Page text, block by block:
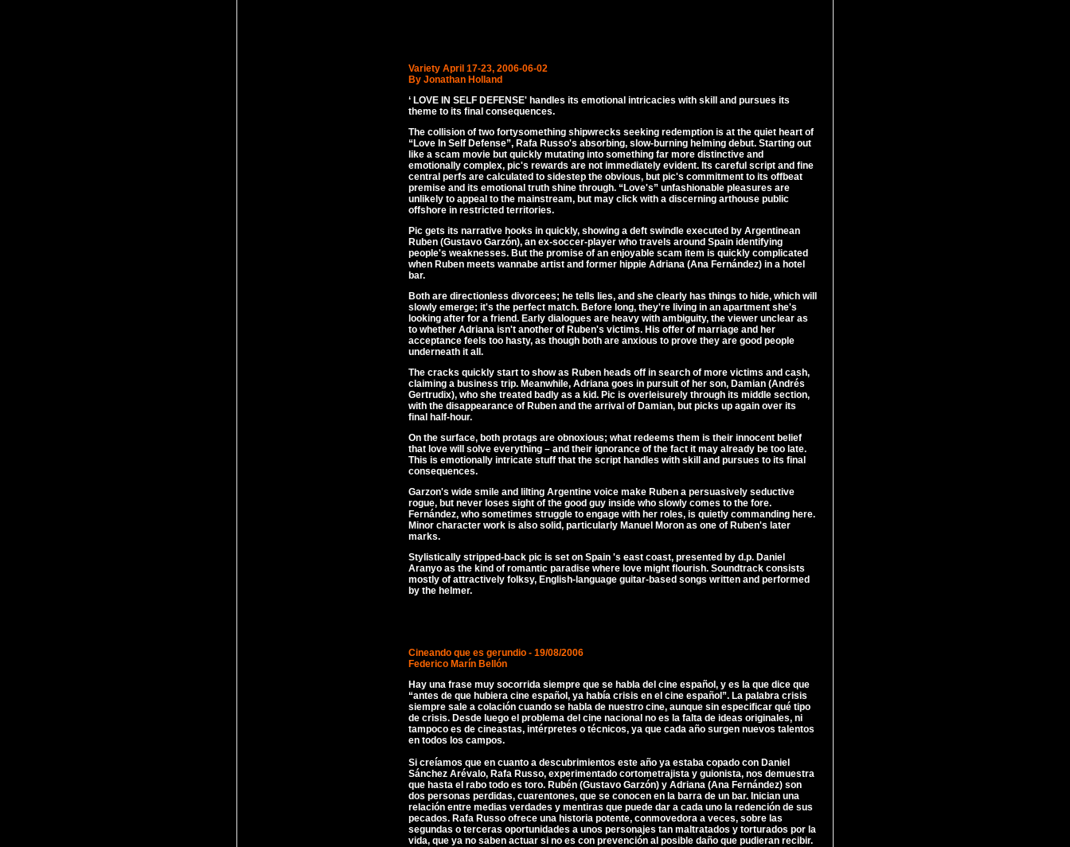
Variety April 17-23, 2006-06-02
By Jonathan Holland
‘ LOVE IN SELF DEFENSE' handles its emotional intricacies with skill and pursues its
theme to its final consequences.
The collision of two fortysomething shipwrecks seeking redemption is at the quiet heart of
“Love In Self Defense”, Rafa Russo's absorbing, slow-burning helming debut. Starting out
like a scam movie but quickly mutating into something far more distinctive and
emotionally complex, pic's rewards are not immediately evident. Its careful script and fine
central perfs are calculated to sidestep the obvious, but pic's commitment to its offbeat
premise and its emotional truth shine through. “Love's” unfashionable pleasures are
unlikely to appeal to the mainstream, but may click with a discerning arthouse public
offshore in restricted territories.
Pic gets its narrative hooks in quickly, showing a deft swindle executed by Argentinean
Ruben (Gustavo Garzón), an ex-soccer-player who travels around Spain identifying
people's weaknesses. But the promise of an enjoyable scam item is quickly complicated
when Ruben meets wannabe artist and former hippie Adriana (Ana Fernández) in a hotel
bar.
Both are directionless divorcees; he tells lies, and she clearly has things to hide, which will
slowly emerge; it's the perfect match. Before long, they're living in an apartment she's
looking after for a friend. Early dialogues are heavy with ambiguity, the viewer unclear as
to whether Adriana isn't another of Ruben's victims. His offer of marriage and her
acceptance feels too hasty, as though both are anxious to prove they are good people
underneath it all.
The cracks quickly start to show as Ruben heads off in search of more victims and cash,
claiming a business trip. Meanwhile, Adriana goes in pursuit of her son, Damian (Andrés
Gertrudix), who she treated badly as a kid. Pic is overleisurely through its middle section,
with the disappearance of Ruben and the arrival of Damian, but picks up again over its
final half-hour.
On the surface, both protags are obnoxious; what redeems them is their innocent belief
that love will solve everything – and their ignorance of the fact it may already be too late.
This is emotionally intricate stuff that the script handles with skill and pursues to its final
consequences.
Garzon's wide smile and lilting Argentine voice make Ruben a persuasively seductive
rogue, but never loses sight of the good guy inside who slowly comes to the fore.
Fernández, who sometimes struggle to engage with her roles, is quietly commanding here.
Minor character work is also solid, particularly Manuel Moron as one of Ruben's later
marks.
Stylistically stripped-back pic is set on Spain 's east coast, presented by d.p. Daniel
Aranyo as the kind of romantic paradise where love might flourish. Soundtrack consists
mostly of attractively folksy, English-language guitar-based songs written and performed
by the helmer.
Cineando que es gerundio - 19/08/2006
Federico Marín Bellón
Hay una frase muy socorrida siempre que se habla del cine español, y es la que dice que
“antes de que hubiera cine español, ya había crisis en el cine español”. La palabra crisis
siempre sale a colación cuando se habla de nuestro cine, aunque sin especificar qué tipo
de crisis. Desde luego el problema del cine nacional no es la falta de ideas originales, ni
tampoco es de cineastas, intérpretes o técnicos, ya que cada año surgen nuevos talentos
en todos los campos.
Si creíamos que en cuanto a descubrimientos este año ya estaba copado con Daniel
Sánchez Arévalo, Rafa Russo, experimentado cortometrajista y guionista, nos demuestra
que hasta el rabo todo es toro. Rubén (Gustavo Garzón) y Adriana (Ana Fernández) son
dos personas perdidas, cuarentones, que se conocen en la barra de un bar. Inician una
relación entre medias verdades y mentiras que puede dar a cada uno la redención de sus
pecados. Rafa Russo ofrece una historia potente, conmovedora a veces, sobre las
segundas o terceras oportunidades a unos personajes tan maltratados y torturados por la
vida, que ya no saben actuar si no es con prevención al posible daño que pudieran recibir.